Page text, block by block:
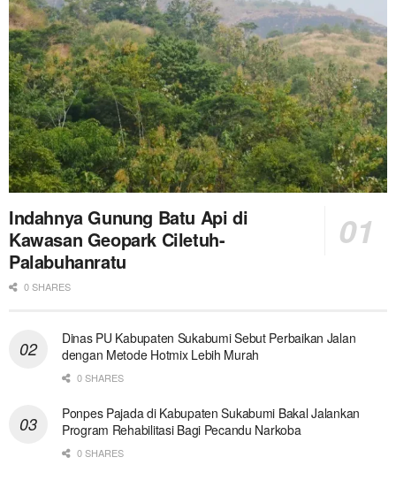
Indahnya Gunung Batu Api di
Kawasan Geopark Ciletuh-
Palabuhanratu
0 SHARES
Dinas PU Kabupaten Sukabumi Sebut Perbaikan Jalan
dengan Metode Hotmix Lebih Murah
0 SHARES
Ponpes Pajada di Kabupaten Sukabumi Bakal Jalankan
Program Rehabilitasi Bagi Pecandu Narkoba
0 SHARES